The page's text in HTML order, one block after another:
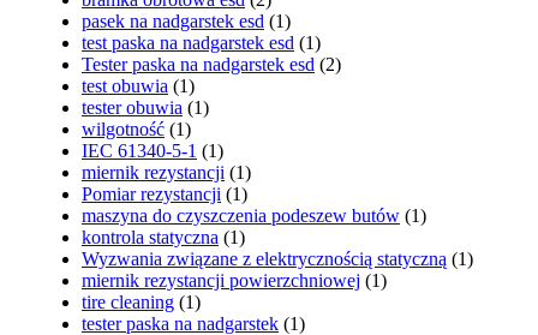
pasek na nadgarstek esd (1)
test paska na nadgarstek esd (1)
Tester paska na nadgarstek esd (2)
test obuwia (1)
tester obuwia (1)
wilgotność (1)
IEC 61340-5-1 (1)
miernik rezystancji (1)
Pomiar rezystancji (1)
maszyna do czyszczenia podeszew butów (1)
kontrola statyczna (1)
Wyzwania związane z elektrycznością statyczną (1)
miernik rezystancji powierzchniowej (1)
tire cleaning (1)
tester paska na nadgarstek (1)